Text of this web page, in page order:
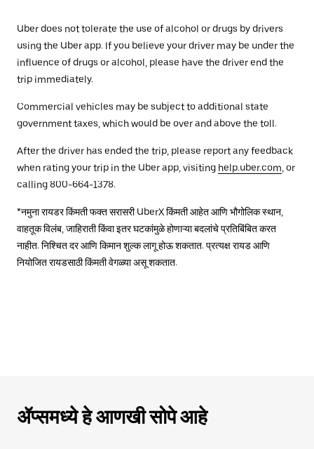
Uber does not tolerate the use of alcohol or drugs by drivers
using the Uber app. If you believe your driver may be under the
influence of drugs or alcohol, please have the driver end the
trip immediately.
Commercial vehicles may be subject to additional state
government taxes, which would be over and above the toll.
After the driver has ended the trip, please report any feedback
when rating your trip in the Uber app, visiting help.uber.com , or
calling 800-664-1378.
*नमुना रायडर किंमती फक्त सरासरी UberX किंमती आहेत आणि भौगोलिक स्थान,
वाहतूक विलंब, जाहिराती किंवा इतर घटकांमुळे होणाऱ्या बदलांचे प्रतिबिंबित करत
नाहीत. निश्चित दर आणि किमान शुल्क लागू होऊ शकतात. प्रत्यक्ष रायड आणि
नियोजित रायडसाठी किंमती वेगळ्या असू शकतात.
ॲप्समध्ये हे आणखी सोपे आहे